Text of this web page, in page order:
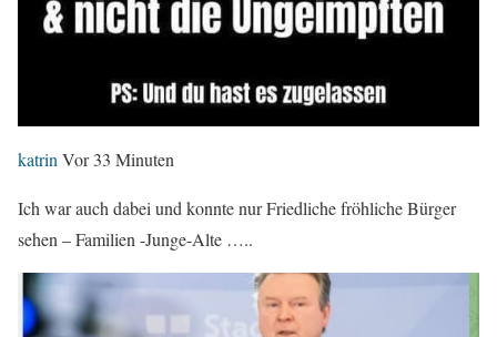
katrin Vor 33 Minuten
Ich war auch dabei und konnte nur Friedliche fröhliche Bürger
sehen – Familien -Junge-Alte …..